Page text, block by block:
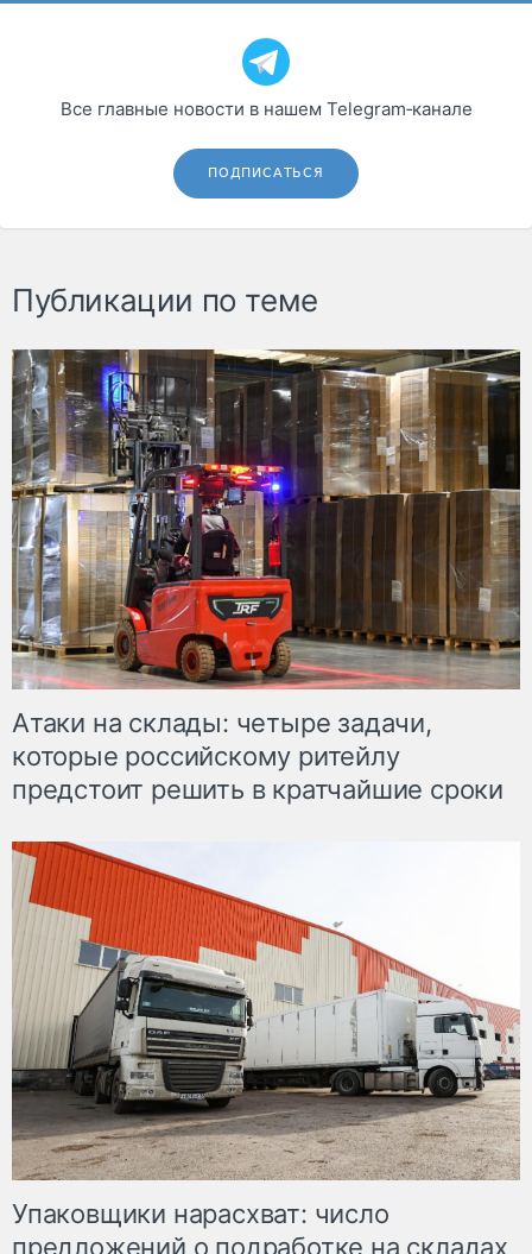
Все главные новости в нашем Telegram‑канале
ПОДПИСАТЬСЯ
Публикации по теме
Атаки на склады: четыре задачи,
которые российскому ритейлу
предстоит решить в кратчайшие сроки
Упаковщики нарасхват: число
предложений о подработке на складах